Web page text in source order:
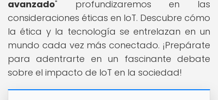
avanzado" profundizaremos en las
consideraciones éticas en IoT. Descubre cómo
la ética y la tecnología se entrelazan en un
mundo cada vez más conectado. ¡Prepárate
para adentrarte en un fascinante debate
sobre el impacto de IoT en la sociedad!